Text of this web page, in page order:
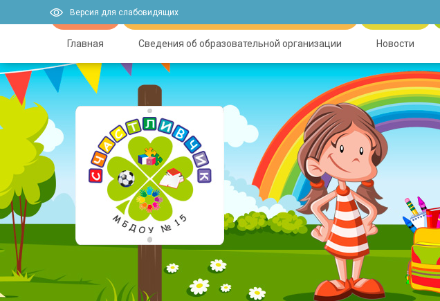
Версия для слабовидящих
Главная Сведения об образовательной организации Новости